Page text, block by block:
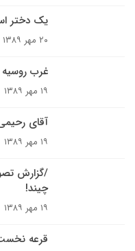
یک دختر
۲۰ مهر ۱۳۸۹
غرب روسيه
۱۹ مهر ۱۳۸۹
آقای
۱۹ مهر ۱۳۸۹
/گزارش
چيند!
۱۹ مهر ۱۳۸۹
قرعه